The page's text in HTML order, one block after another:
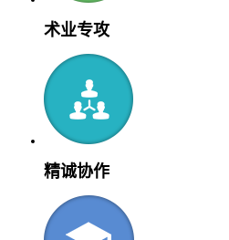
术业专攻
精诚协作